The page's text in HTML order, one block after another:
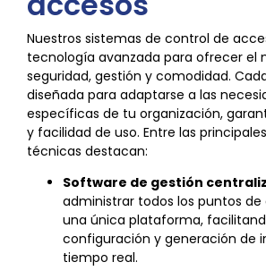
Nuestros sistemas de control de
tecnología avanzada para ofrecer el
seguridad, gestión y comodidad.
diseñada para adaptarse a las
específicas de tu organización,
y facilidad de uso. Entre las
técnicas destacan:
Software de gestión
administrar todos los puntos de
una única plataforma,
configuración y generación de
tiempo real.